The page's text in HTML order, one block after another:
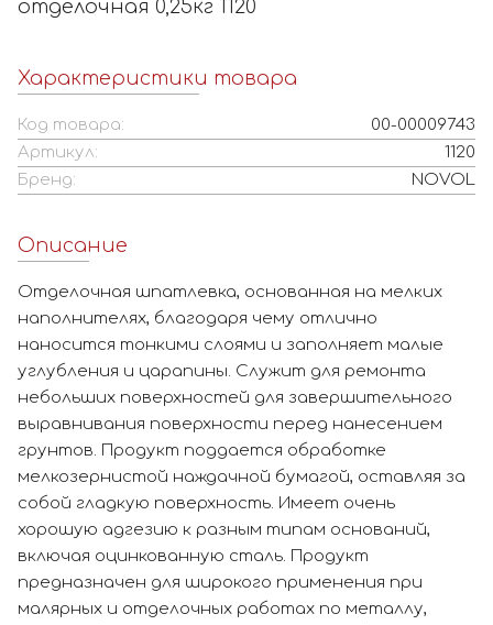
отделочная 0,25кг 1120
Характеристики товара
Код товара:
00-00009743
Артикул:
1120
Бренд:
NOVOL
Описание
Отделочная шпатлевка, основанная на мелких
наполнителях, благодаря чему отлично
наносится тонкими слоями и заполняет малые
углубления и царапины. Служит для ремонта
небольших поверхностей для завершительного
выравнивания поверхности перед нанесением
грунтов. Продукт поддается обработке
мелкозернистой наждачной бумагой, оставляя за
собой гладкую поверхность. Имеет очень
хорошую адгезию к разным типам оснований,
включая оцинкованную сталь. Продукт
предназначен для широкого применения при
малярных и отделочных работах по металлу,